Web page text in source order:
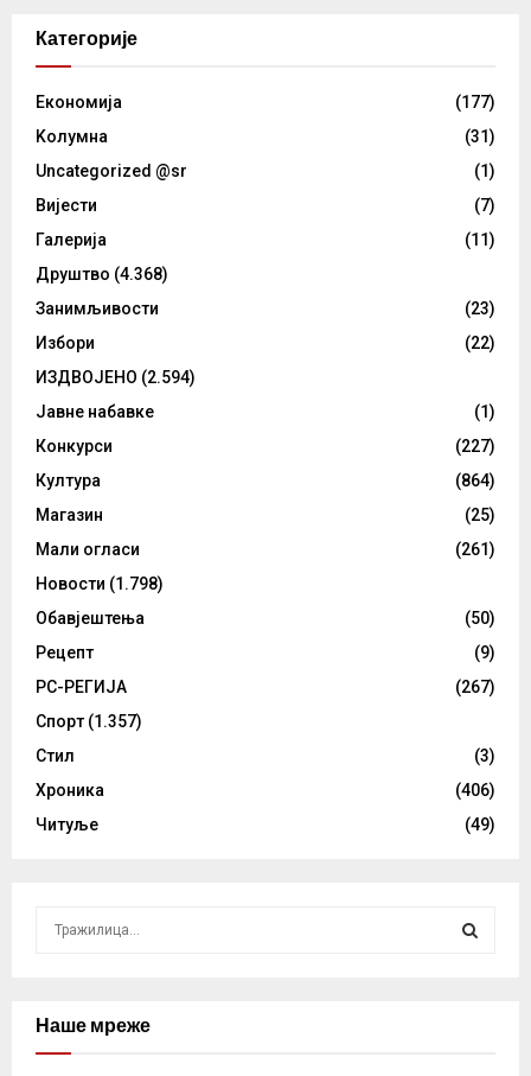
Категорије
Eкономија
(177)
Kолумнa
(31)
Uncategorized @sr
(1)
Вијести
(7)
Галерија
(11)
Друштво (4.368)
Занимљивости
(23)
Избори
(22)
ИЗДВОЈЕНО (2.594)
Јавне набавке
(1)
Конкурси
(227)
Култура
(864)
Магазин
(25)
Мали огласи
(261)
Новости (1.798)
Обавјештења
(50)
Рецепт
(9)
РС-РЕГИЈА
(267)
Спорт (1.357)
Стил
(3)
Хроника
(406)
Читуље
(49)
cНаше мреже